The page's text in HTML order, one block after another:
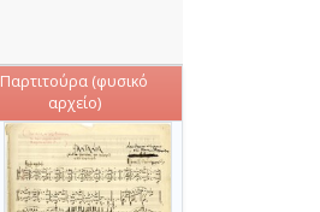
Παρτιτούρα (φυσικό
αρχείο)